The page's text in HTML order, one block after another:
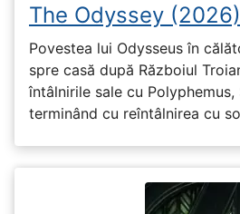
The Odyssey (2026)
Povestea lui Odysseus în
spre casă după Războiul
întâlnirile sale cu Polyphemus,
terminând cu reîntâlnirea cu